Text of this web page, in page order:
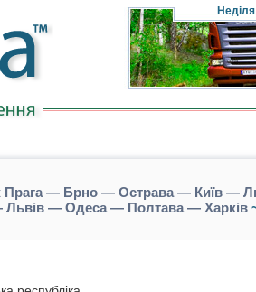
Неділя
Прага — Брно — Острава — Київ —
Львів — Одеса — Полтава — Харків